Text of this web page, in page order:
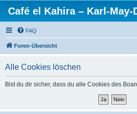
Café el Kahira – Karl-
FAQ
Foren-Übersicht
Alle Cookies löschen
Bist du dir sicher, dass du alle Cookies des